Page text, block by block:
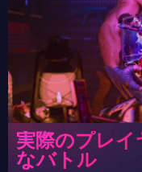
実際のプレ
なバトル